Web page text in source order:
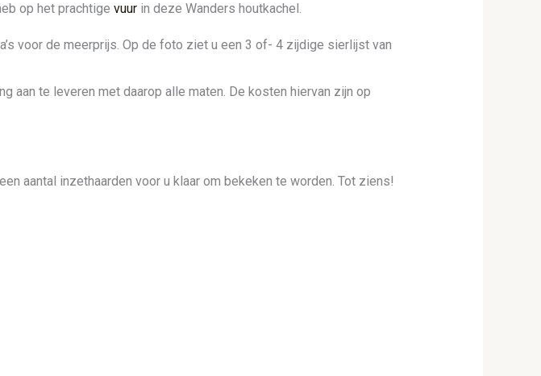
op het prachtige vuurin deze Wanders houtkachel.
voor de meerprijs. Op de foto ziet u een 3 of- 4 zijdige sierlijst van
aan te leveren met daarop alle maten. De kosten hiervan zijn op
aantal inzethaarden voor u klaar om bekeken te worden. Tot ziens!